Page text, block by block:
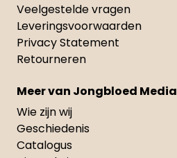
Veelgestelde vragen
Leveringsvoorwaarden
Privacy Statement
Retourneren
Meer van Jongbloed Media
Wie zijn wij
Geschiedenis
Catalogus